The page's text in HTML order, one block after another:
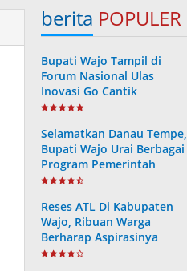
berita POPULER
Bupati Wajo Tampil di
Forum Nasional Ulas
Inovasi Go Cantik
Tanggulangi Infeksi
Selamatkan Danau Tempe,
Bupati Wajo Urai Berbagai
Program Pemerintah
Reses ATL Di Kabupaten
Wajo, Ribuan Warga
Berharap Aspirasinya
Terpenuhi